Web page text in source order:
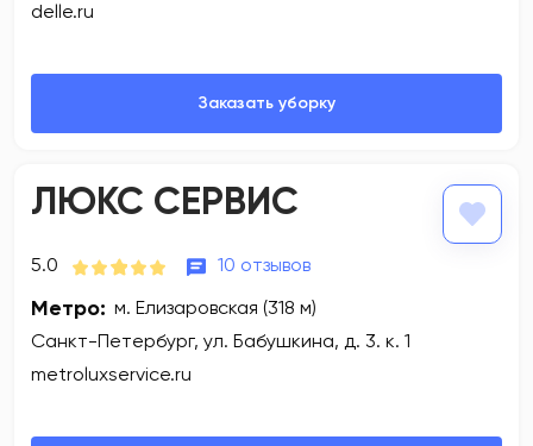
delle.ru
ЛЮКС СЕРВИС
5.0 10 отзывов
Метро: м. Елизаровская (318 м)
Санкт-Петербург, ул. Бабушкина, д. 3. к. 1
metroluxservice.ru